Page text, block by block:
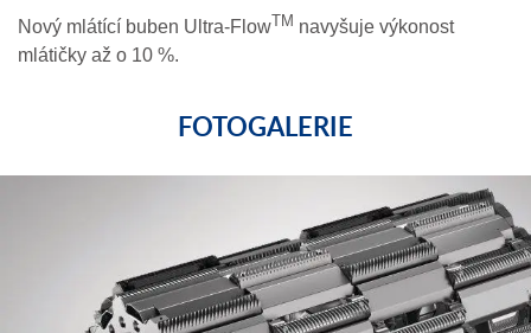
Nový mlátící buben Ultra-FlowTM navyšuje výkonost
mlátičky až o 10 %.
FOTOGALERIE